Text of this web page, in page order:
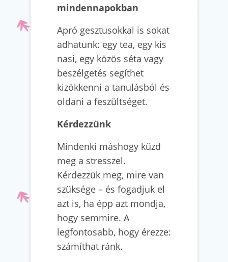
mindennapokban
Apró gesztusokkal is sokat
adhatunk: egy tea, egy kis
nasi, egy közös séta vagy
beszélgetés segíthet
kizökkenni a tanulásból és
oldani a feszültséget.
Kérdezzünk
Mindenki máshogy küzd
meg a stresszel.
Kérdezzük meg, mire van
szüksége – és fogadjuk el
azt is, ha épp azt mondja,
hogy semmire. A
legfontosabb, hogy érezze:
számíthat ránk.